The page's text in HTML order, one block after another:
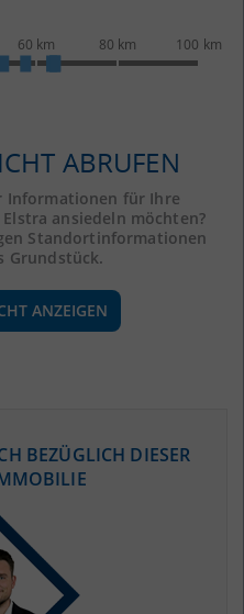
60 km 80 km 100 km
ABRUFEN
Informationen für Ihre
ansiedeln möchten?
Standortinformationen
Grundstück.
STANDORTBERICHT ANZEIGEN
BEZÜGLICH DIESER